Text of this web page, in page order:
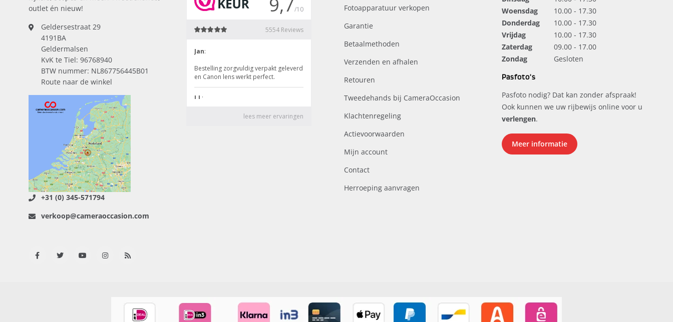
outlet én nieuw!
Geldersestraat 29
4191BA
Geldermalsen
KvK te Tiel: 96768940
BTW nummer: NL867756445B01
Route naar de winkel
+31 (0) 345-571794
verkoop@cameraoccasion.com
Fotoapparatuur verkopen
Garantie
Betaalmethoden
Verzenden en afhalen
Retouren
Tweedehands bij CameraOccasion
Klachtenregeling
Actievoorwaarden
Mijn account
Contact
Herroeping aanvragen
Woensdag
10.00 - 17.30
Donderdag
10.00 - 17.30
Vrijdag
10.00 - 17.30
Zaterdag
09.00 - 17.00
Zondag
Gesloten
Pasfoto's
Pasfoto nodig? Dat kan zonder afspraak!
Ook kunnen we uw rijbewijs online voor u
verlengen.
Meer informatie